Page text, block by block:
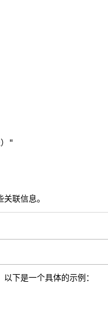
"
联信息。
下是一个具体的示例：